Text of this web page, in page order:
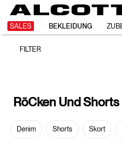
SALES BEKLEIDUNG
Röcken
Shorts
FILTER
RöCken Und Shorts
Denim Shorts Skort